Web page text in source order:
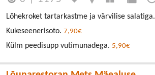
Lõhekroket tartarkastme ja värvilise salatiga.
Kukeseenerisoto. 7,90€
Külm peedisupp vutimunadega. 5,90€